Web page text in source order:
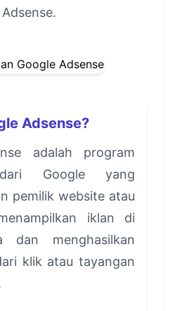
Adsense?
adalah program
Google yang
pemilik website atau
iklan di
dan menghasilkan
klik atau tayangan